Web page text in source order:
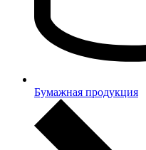
Бумажная продукция